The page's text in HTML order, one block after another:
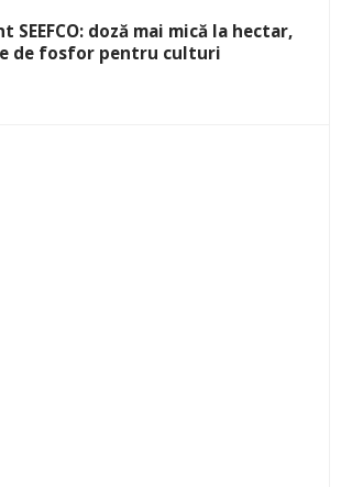
SEEFCO: doză mai mică la hectar,
de fosfor pentru culturi